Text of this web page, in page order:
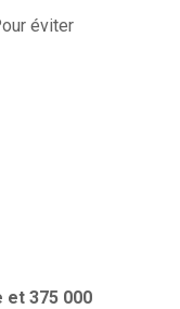
éviter
et 375 000